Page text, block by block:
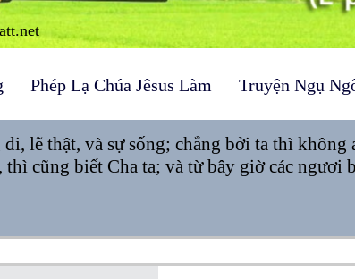
lẽ thật, và sự sống; chẳng bởi ta thì không
thì cũng biết Cha ta; và từ bây giờ các ngươi
Phép Lạ Chúa Jêsus Làm Truyện Ngụ